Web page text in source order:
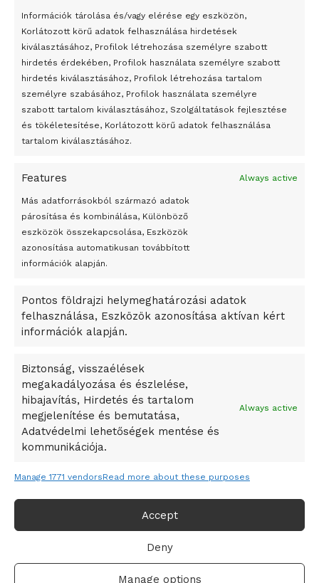
Információk tárolása és/vagy elérése egy eszközön,
Korlátozott körű adatok felhasználása hirdetések
kiválasztásához, Profilok létrehozása személyre szabott
hirdetés érdekében, Profilok használata személyre szabott
hirdetés kiválasztásához, Profilok létrehozása tartalom
személyre szabásához, Profilok használata személyre
szabott tartalom kiválasztásához, Szolgáltatások fejlesztése
és tökéletesítése, Korlátozott körű adatok felhasználása
tartalom kiválasztásához.
Features Always active
Más adatforrásokból származó adatok
párosítása és kombinálása, Különböző
eszközök összekapcsolása, Eszközök
azonosítása automatikusan továbbított
információk alapján.
Pontos földrajzi helymeghatározási adatok
felhasználása, Eszközök azonosítása aktívan kért
információk alapján.
Biztonság, visszaélések
megakadályozása és észlelése,
hibajavítás, Hirdetés és tartalom
megjelenítése és bemutatása,
Adatvédelmi lehetőségek mentése és
kommunikációja.
Always active
Manage 1771 vendorsRead more about these purposes
Accept
Deny
Manage options
Átmenetileg szünetelnek az összecsapások Bahmutnál
Egy vagyonért adták el Banksy művét miután elégették.
Az 1950-ben elhunyt alkotók művei szabadon
felhasználhatóvá válnak
Peking – A visegrádi országok zsidó kulturális örökségét
bemutató fotókiállítás nyílt
Megveszi az osztrák Wienerberger az amerikai Meridian
Bricket
A Startup Campus egyetemi programjainak legjobbjai az
A Ringo Starr új albummal jelentkezik
A Vajdasági Magyar Szövetség államtitkárait kinevezték
Dzsingisz kán hódító hadjárata okozta
Kuramagomedov ötödik, Muszukajev elődöntős – Birkózó
világkupa
Adatvédelmi irányelvek